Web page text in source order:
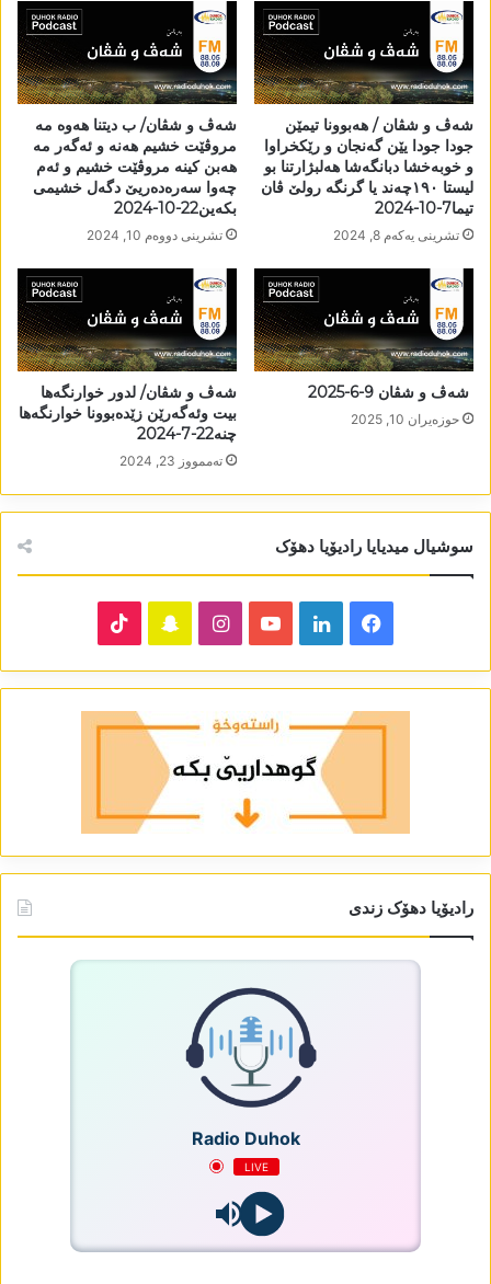
شەڤ و شڤان / ھەبوونا تیمێن
جودا جودا یێن گەنجان و رێکخراوا
و خوبەخشا دبانگەشا ھەلبژارتنا بو
لیستا ١٩٠چەند یا گرنگە رولێ ڤان
تیما7-10-2024
تشرینی یه‌كه‌م 8, 2024
شەڤ و شڤان/ ب دیتنا ھەوە مە
مروڤێت خشیم ھەنە و ئەگەر مە
ھەبن کینە مروڤێت خشیم و ئەم
چەوا سەرەدەریێ دگەل خشیمی
بکەین22-10-2024
تشرینی دووه‌م 10, 2024
شەڤ و شڤان 9-6-2025
حوزه‌یران 10, 2025
شەڤ و شڤان/ لدور خوارنگەھا
بیت وئەگەرێن زێدەبوونا خوارنگەھا
چنە22-7-2024
تەممووز 23, 2024
سوشیال میدیایا رادیۆیا دھۆک
Facebook
LinkedIn
YouTube
Instagram
Snapchat
رادیۆیا دھۆک زندی
Radio Duhok
LIVE